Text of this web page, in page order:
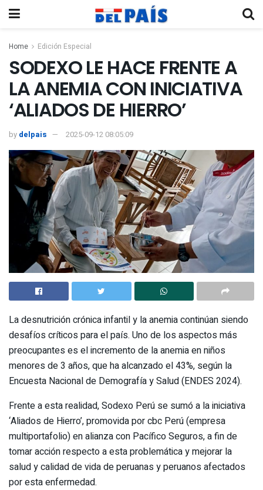
Home Edición Especial
SODEXO LE HACE FRENTE A
LA ANEMIA CON INICIATIVA
‘ALIADOS DE HIERRO’
by delpais 2025-09-12 08:05:09
La desnutrición crónica infantil y la anemia continúan siendo
desafíos críticos para el país. Uno de los aspectos más
preocupantes es el incremento de la anemia en niños
menores de 3 años, que ha alcanzado el 43%, según la
Encuesta Nacional de Demografía y Salud (ENDES 2024).
Frente a esta realidad, Sodexo Perú se sumó a la iniciativa
‘Aliados de Hierro’, promovida por cbc Perú (empresa
multiportafolio) en alianza con Pacífico Seguros, a fin de
tomar acción respecto a esta problemática y mejorar la
salud y calidad de vida de peruanas y peruanos afectados
por esta enfermedad.